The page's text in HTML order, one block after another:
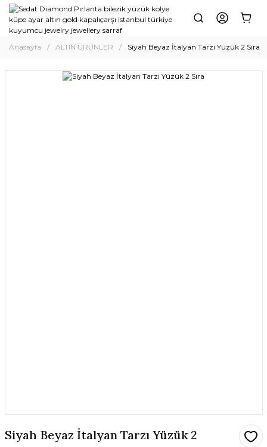
Anasayfa ALTIN ÜRÜNLER Siyah Beyaz İtalyan Tarzı Yüzük 2 Sıra
Siyah Beyaz İtalyan Tarzı Yüzük 2